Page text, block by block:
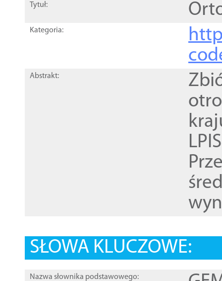
Tytuł:
Kategoria:
Abstrakt:
SŁOWA KLUCZOWE:
Nazwa słownika podstawowego: